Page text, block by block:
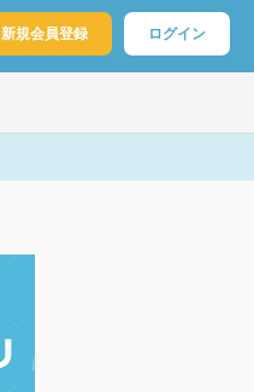
新規会員登録 ログイン